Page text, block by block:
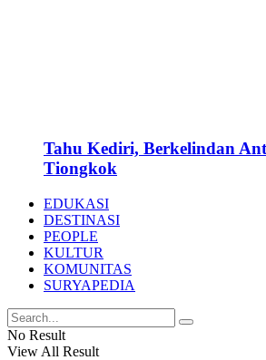
Tahu Kediri, Berkelindan
Tiongkok
EDUKASI
DESTINASI
PEOPLE
KULTUR
KOMUNITAS
SURYAPEDIA
No Result
View All Result